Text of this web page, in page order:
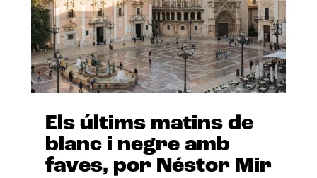
Els últims matins de
blanc i negre amb
faves, por Néstor Mir